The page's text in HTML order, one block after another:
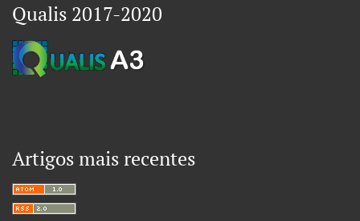
Qualis 2017-2020
Artigos mais recentes